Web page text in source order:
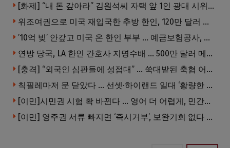
[화제] “내 돈 갚아라” 김원석씨 자택 앞 1인 광대 시위 … 한인 투자사, “108만 달러 못받아”
위조여권으로 미국 재입국한 추방 한인, 120만 달러 은행 사기 행각
’10억 빚’ 안갚고 미국 온 한인 부부 … 예금보험공사, 미국서 소송
연방 당국, LA 한인 간호사 지명수배 … 500만 달러 메디캐어 사기, 선고 직전 한국 도주
[충격] “외국인 심판들에 성접대” … 쑥대밭된 축협 어디까지 추락하나
칙필레마저 문 닫았다 … 선셋·하이랜드 일대 ‘황량한 거리’로
[이민]시민권 시험 확 바뀐다 … 영어 더 어렵게, 민간시험 도입 추진
[이민] 영주권 서류 빠지면 ‘즉시거부’, 보완기회 없다 … 이민심사 8월부터 확 바뀐다